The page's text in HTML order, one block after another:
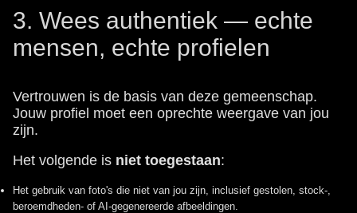
3. Wees authentiek — echte
mensen, echte profielen
Vertrouwen is de basis van deze gemeenschap.
Jouw profiel moet een oprechte weergave van jou
zijn.
Het volgende is niet toegestaan:
Het gebruik van foto's die niet van jou zijn, inclusief gestolen, stock-,
beroemdheden- of AI-gegenereerde afbeeldingen.